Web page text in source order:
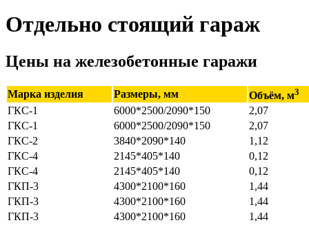
Отдельно стоящий гараж
Цены на железобетонные гаражи
Марка изделия Размеры, мм Объём, м3
ГКС-1 6000*2500/2090*150
2,07
ГКС-1
6000*2500/2090*150
2,07
ГКС-2
3840*2090*140
1,12
ГКС-4
2145*405*140
0,12
ГКС-4
2145*405*140
0,12
ГКП-3
4300*2100*160
1,44
ГКП-3
4300*2100*160
1,44
ГКП-3
4300*2100*160 1,44